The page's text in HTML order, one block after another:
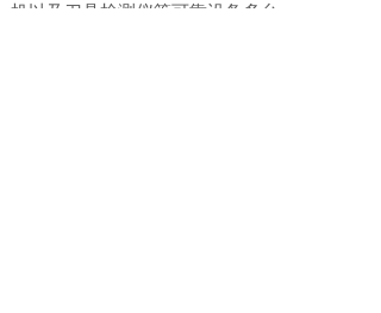
机以及刀具检测仪等可靠设备多台。